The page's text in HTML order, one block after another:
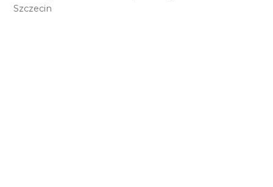
Szczecin